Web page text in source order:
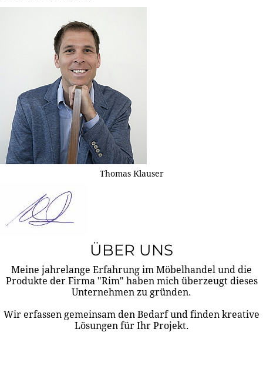
Thomas Klauser
ÜBER UNS
Meine jahrelange Erfahrung im Möbelhandel und die
Produkte der Firma "Rim" haben mich überzeugt dieses
Unternehmen zu gründen.
Wir erfassen gemeinsam den Bedarf und finden kreative
Lösungen für Ihr Projekt.